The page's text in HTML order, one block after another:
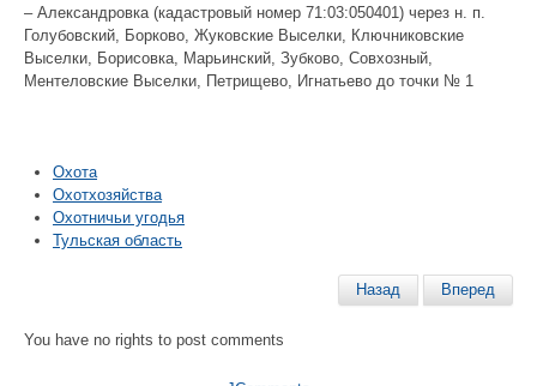
– Александровка (кадастровый номер 71:03:050401) через н. п.
Голубовский, Борково, Жуковские Выселки, Ключниковские
Выселки, Борисовка, Марьинский, Зубково, Совхозный,
Ментеловские Выселки, Петрищево, Игнатьево до точки № 1
Охота
Охотхозяйства
Охотничьи угодья
Тульская область
Назад Вперед
You have no rights to post comments